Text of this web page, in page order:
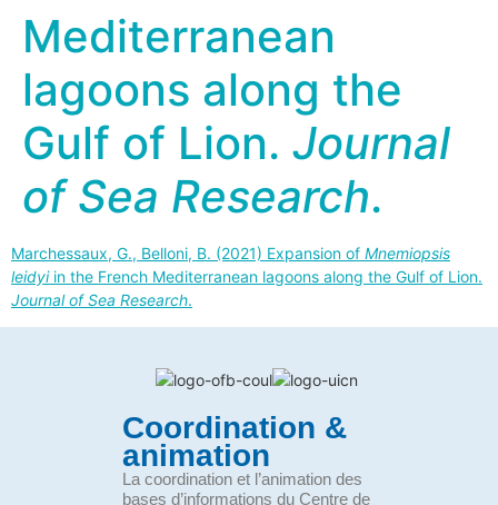
Mediterranean
lagoons along the
Gulf of Lion. Journal
of Sea Research.
Marchessaux, G., Belloni, B. (2021) Expansion of Mnemiopsis
leidyiin the French Mediterranean lagoons along the Gulf of Lion.
Journal of Sea Research.
Coordination &
animation
La coordination et l’animation des
bases d’informations du Centre de